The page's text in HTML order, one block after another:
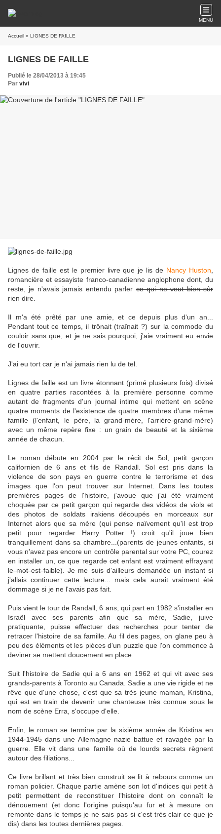
MENU
Accueil » LIGNES DE FAILLE
LIGNES DE FAILLE
Publié le 28/04/2013 à 19:45
Par vivi
Lignes de faille est le premier livre que je lis de Nancy Huston
romancière et essayiste franco-canadienne anglophone dont, du
reste, je n'avais jamais entendu parlerce qui ne veut bien sûr
rien dire
Il m'a été prêté par une amie, et ce depuis plus d'un an...
Pendant tout ce temps, il trônait (traînait ?) sur la commode du
couloir sans que, et je ne sais pourquoi, j'aie vraiment eu envie
de l'ouvrir.
J'ai eu tort car je n'ai jamais rien lu de tel.
Lignes de faille est un livre étonnant (primé plusieurs fois) divisé
en quatre parties racontées à la première personne comme
autant de fragments d'un journal intime qui mettent en scène
quatre moments de l'existence de quatre membres d'une même
famille (l'enfant, le père, la grand-mère, l'arrière-grand-mère)
avec un même repère fixe : un grain de beauté et la sixième
année de chacun.
Le roman débute en 2004 par le récit de Sol, petit garçon
californien de 6 ans et fils de Randall. Sol est pris dans la
violence de son pays en guerre contre le terrorisme et des
images que l'on peut trouver sur Internet. Dans les toutes
premières pages de l'histoire, j'avoue que j'ai été vraiment
choquée par ce petit garçon qui regarde des vidéos de viols et
des photos de soldats irakiens découpés en morceaux sur
Internet alors que sa mère (qui pense naïvement qu'il est trop
petit pour regarder Harry Potter !) croit qu'il joue bien
tranquillement dans sa chambre...(parents de jeunes enfants, si
vous n'avez pas encore un contrôle parental sur votre PC, courez
en installer un, ce que regarde cet enfant est vraiment effrayant
le mot est faible). Je me suis d'ailleurs demandée un instant si
j'allais continuer cette lecture... mais cela aurait vraiment été
dommage si je ne l'avais pas fait.
Puis vient le tour de Randall, 6 ans, qui part en 1982 s'installer en
Israël avec ses parents afin que sa mère, Sadie, juive
pratiquante, puisse effectuer des recherches pour tenter de
retracer l'histoire de sa famille. Au fil des pages, on glane peu à
peu des éléments et les pièces d'un puzzle que l'on commence à
deviner se mettent doucement en place.
Suit l'histoire de Sadie qui a 6 ans en 1962 et qui vit avec ses
grands-parents à Toronto au Canada. Sadie a une vie rigide et ne
rêve que d'une chose, c'est que sa très jeune maman, Kristina,
qui est en train de devenir une chanteuse très connue sous le
nom de scène Erra, s'occupe d'elle.
Enfin, le roman se termine par la sixième année de Kristina en
1944-1945 dans une Allemagne nazie battue et ravagée par la
guerre. Elle vit dans une famille où de lourds secrets règnent
autour des filiations...
Ce livre brillant et très bien construit se lit à rebours comme un
roman policier. Chaque partie amène son lot d'indices qui petit à
petit permettent de reconstituer l'histoire dont on connaît le
dénouement (et donc l'origine puisqu'au fur et à mesure on
remonte dans le temps je ne sais pas si c'est très clair ce que je
dis) dans les toutes dernières pages.